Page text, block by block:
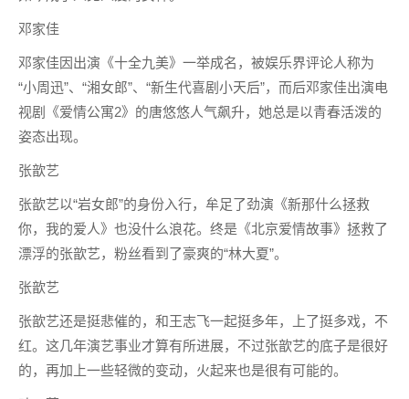
邓家佳
邓家佳因出演《十全九美》一举成名，被娱乐界评论人称为
“小周迅”、“湘女郎”、“新生代喜剧小天后”，而后邓家佳出演电
视剧《爱情公寓2》的唐悠悠人气飙升，她总是以青春活泼的
姿态出现。
张歆艺
张歆艺以“岩女郎”的身份入行，牟足了劲演《新那什么拯救
你，我的爱人》也没什么浪花。终是《北京爱情故事》拯救了
漂浮的张歆艺，粉丝看到了豪爽的“林大夏”。
张歆艺
张歆艺还是挺悲催的，和王志飞一起挺多年，上了挺多戏，不
红。这几年演艺事业才算有所进展，不过张歆艺的底子是很好
的，再加上一些轻微的变动，火起来也是很有可能的。